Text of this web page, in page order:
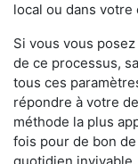
local ou dans
Si vous vous
de ce processus,
tous ces
répondre à votre
méthode la plus
fois pour de bon